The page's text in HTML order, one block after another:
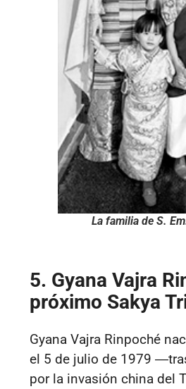
La familia de S.
5. Gyana Vajra
próximo Sakya
Gyana Vajra Rinpoché
el 5 de julio de 1979 ―
por la invasión china del